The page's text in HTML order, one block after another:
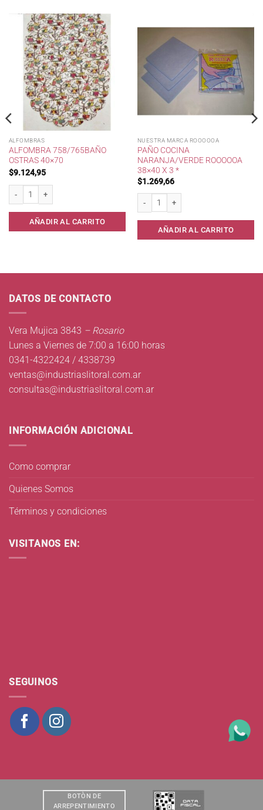
ALFOMBRAS
ALFOMBRA 758/765BAÑO
OSTRAS 40×70
$9.124,95
Alfombra 758/765Baño Ostras 40x70 cantidad
AÑADIR AL CARRITO
NUESTRA MARCA ROOOOOA
PAÑO COCINA
NARANJA/VERDE ROOOOOA
38×40 X 3 *
$1.269,66
Paño Cocina Naranja/Verde RoooooA
AÑADIR AL CARRITO
xcaja022 cantidad
DATOS DE CONTACTO
Vera Mujica 3843 – Rosario
Lunes a Viernes de 7:00 a 16:00 horas
0341-4322424 / 4338739
ventas@industriaslitoral.com.ar
consultas@industriaslitoral.com.ar
INFORMACIÓN ADICIONAL
Como comprar
Quienes Somos
Términos y condiciones
VISITANOS EN:
SEGUINOS
BOTÒN DE
ARREPENTIMIENTO